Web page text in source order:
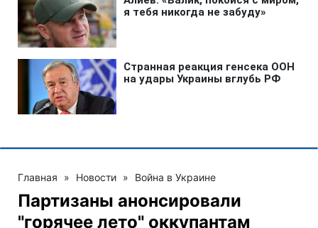
Главная » Новости » Война в Украине
Партизаны анонсировали
"горячее лето" оккупантам